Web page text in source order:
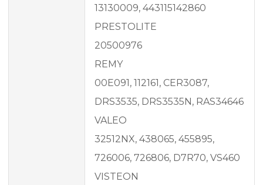
13130009, 443115142860
PRESTOLITE
20500976
REMY
00E091, 112161, CER3087,
DRS3535, DRS3535N, RAS34646
VALEO
32512NX, 438065, 455895,
726006, 726806, D7R70, VS460
VISTEON